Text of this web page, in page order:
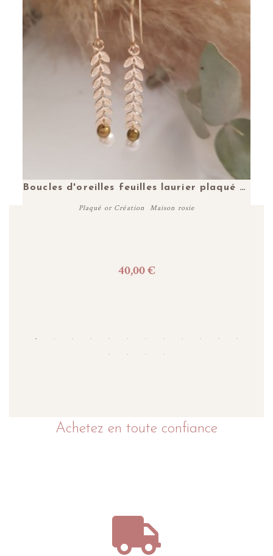
Boucles d'oreilles feuilles laurier plaqué or perles eau douce blanche kaki
Plaqué or Création Maison rosie
40,00 €
Achetez en toute confiance